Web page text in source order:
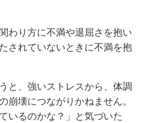
わり方に不満や退屈さを抱い
されていないときに不満を抱
と、強いストレスから、体調
崩壊につながりかねません。
いるのかな？」と気づいた